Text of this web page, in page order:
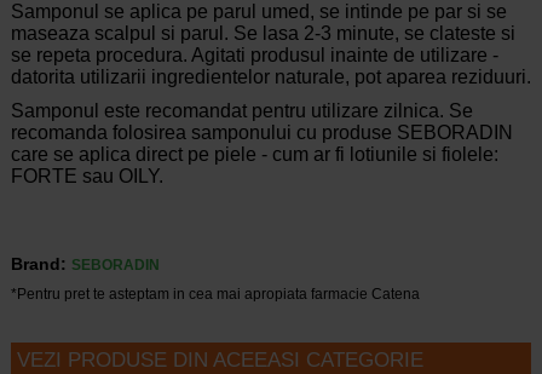
Samponul se aplica pe parul umed, se intinde pe par si se
maseaza scalpul si parul. Se lasa 2-3 minute, se clateste si
se repeta procedura. Agitati produsul inainte de utilizare -
datorita utilizarii ingredientelor naturale, pot aparea reziduuri.
Samponul este recomandat pentru utilizare zilnica. Se
recomanda folosirea samponului cu produse SEBORADIN
care se aplica direct pe piele - cum ar fi lotiunile si fiolele:
FORTE sau OILY.
Brand: SEBORADIN
*Pentru pret te asteptam in cea mai apropiata farmacie Catena
VEZI PRODUSE DIN ACEEASI CATEGORIE